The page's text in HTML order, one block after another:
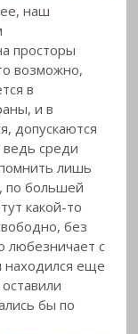
наш
просторы
возможно,
в
и в
допускаются
среди
лишь
по большей
какой-то
без
любезничает с
находился еще
бы по